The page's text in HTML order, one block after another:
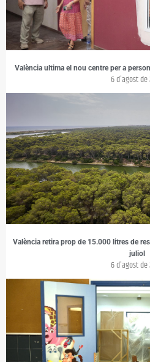
València ultima el nou centre per a
6 d'agost de
València retira prop de 15.000 litres de
juliol
6 d'agost de